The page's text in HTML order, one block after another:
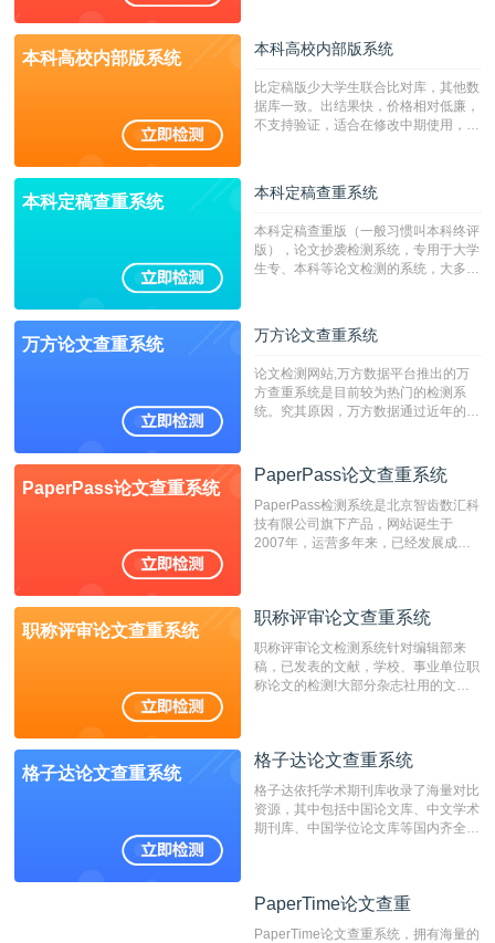
本科高校内部版系统 本科高校内部版系统
比定稿版少大学生联合比对库，其他数
据库一致。出结果快，价格相对低廉，
不支持验证，适合在修改中期使用，定
本科定稿查重系统 本科定稿查重系统
本科定稿查重版（一般习惯叫本科终评
版），论文抄袭检测系统，专用于大学
生专、本科等论文检测的系统，大多数
万方论文查重系统 万方论文查重系统
论文检测网站,万方数据平台推出的万
方查重系统是目前较为热门的检测系
统。究其原因，万方数据通过近年的发
检测系统，其真实性和权威性无可厚
非。其次，相对于知网而言，万方检测
费用少，上手容易，是学生初次论文查
重的推荐系统。
PaperPass论文查重系统
PaperPass论文查重系统
PaperPass检测系统是北京智齿数汇科
技有限公司旗下产品，网站诞生于
2007年，运营多年来，已经发展成为
检测速度快、精度高，市场反映良好。
职称评审论文查重系统
职称评审论文查重系统
职称评审论文检测系统针对编辑部来
稿，已发表的文献，学校、事业单位职
称论文的检测!大部分杂志社用的文献
编辑部检测来稿和已发表的文献,检测
测时注意填写第一作者,才能排除已发
表文献复制比。（限制字符数1万）
格子达论文查重系统
格子达论文查重系统
格子达依托学术期刊库收录了海量对比
资源，其中包括中国论文库、中文学术
期刊库、中国学位论文库等国内齐全的
系统，可检测中文、英文两种语言的论
PaperTime论文查重
PaperTime论文查重系统，拥有海量的